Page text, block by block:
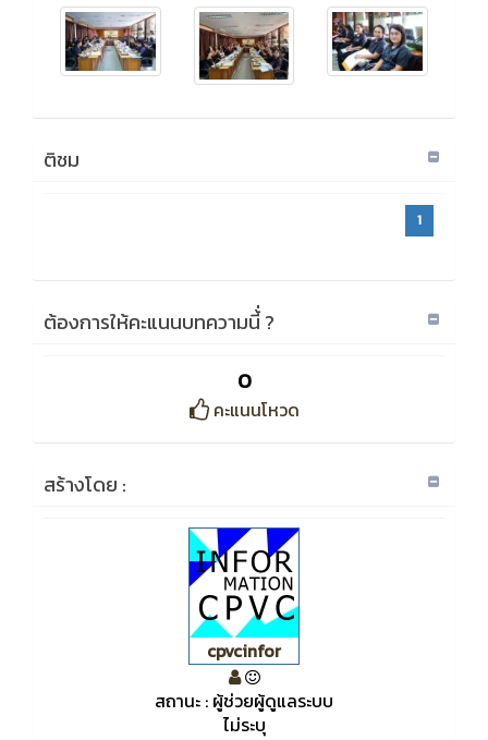
ติชม
1
ต้องการให้คะแนนบทความนี้่ ?
0
คะแนนโหวด
สร้างโดย :
cpvcinfor
สถานะ : ผู้ช่วยผู้ดูแลระบบ
ไม่ระบุ